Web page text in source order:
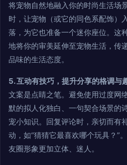
将宠物自然地融入你的时尚生活场
时，让宠物（或它的同色系配饰）
落，为它也准备一个迷你座位。这
地将你的审美延伸至宠物生活，传
品味的生活态度。
5. 互动有技巧，提升分享的格调与
文案是点睛之笔。避免使用过度网
默的拟人化独白、一句契合场景的
宠小知识。回复评论时，亲切而有
动，如“猜猜它最喜欢哪个玩具？”
友圈形象更加立体、迷人。